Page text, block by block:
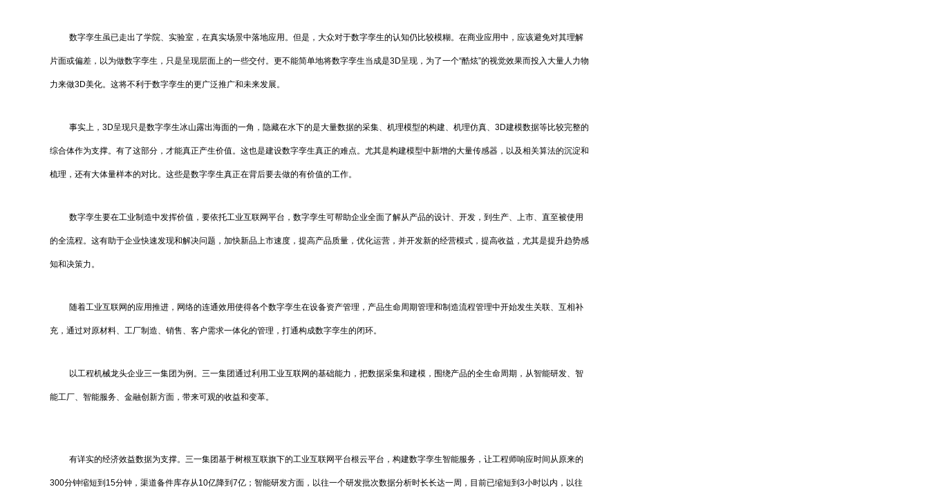
数字孪生虽已走出了学院、实验室，在真实场景中落地应用。但是，大众对于数字孪生的认知仍比较模糊。在商业应用中，应该避免对其理解
片面或偏差，以为做数字孪生，只是呈现层面上的一些交付。更不能简单地将数字孪生当成是3D呈现，为了一个“酷炫”的视觉效果而投入大量人力物
力来做3D美化。这将不利于数字孪生的更广泛推广和未来发展。
事实上，3D呈现只是数字孪生冰山露出海面的一角，隐藏在水下的是大量数据的采集、机理模型的构建、机理仿真、3D建模数据等比较完整的
综合体作为支撑。有了这部分，才能真正产生价值。这也是建设数字孪生真正的难点。尤其是构建模型中新增的大量传感器，以及相关算法的沉淀和
梳理，还有大体量样本的对比。这些是数字孪生真正在背后要去做的有价值的工作。
数字孪生要在工业制造中发挥价值，要依托工业互联网平台，数字孪生可帮助企业全面了解从产品的设计、开发，到生产、上市、直至被使用
的全流程。这有助于企业快速发现和解决问题，加快新品上市速度，提高产品质量，优化运营，并开发新的经营模式，提高收益，尤其是提升趋势感
知和决策力。
随着工业互联网的应用推进，网络的连通效用使得各个数字孪生在设备资产管理，产品生命周期管理和制造流程管理中开始发生关联、互相补
充，通过对原材料、工厂制造、销售、客户需求一体化的管理，打通构成数字孪生的闭环。
以工程机械龙头企业三一集团为例。三一集团通过利用工业互联网的基础能力，把数据采集和建模，围绕产品的全生命周期，从智能研发、智
能工厂、智能服务、金融创新方面，带来可观的收益和变革。
有详实的经济效益数据为支撑。三一集团基于树根互联旗下的工业互联网平台根云平台，构建数字孪生智能服务，让工程师响应时间从原来的
300分钟缩短到15分钟，渠道备件库存从10亿降到7亿；智能研发方面，以往一个研发批次数据分析时长长达一周，目前已缩短到3小时以内，以往